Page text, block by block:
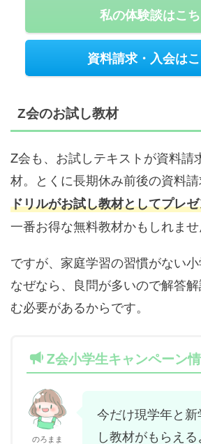
私の体験談はこ
資料請求・入会は
Z会のお試し教材
Z会も、お試しテキストが資料請
材。とくに長期休み前後の資料請
ドリルがお試し教材としてプレ
一番お得な無料教材かもしれませ
ですが、家庭学習の習慣がない小
なぜなら、良問が多いので解答
む必要があるからです。
Z会小学生キャンペーン
のろまま
今だけ現学年と
し教材がもらえ